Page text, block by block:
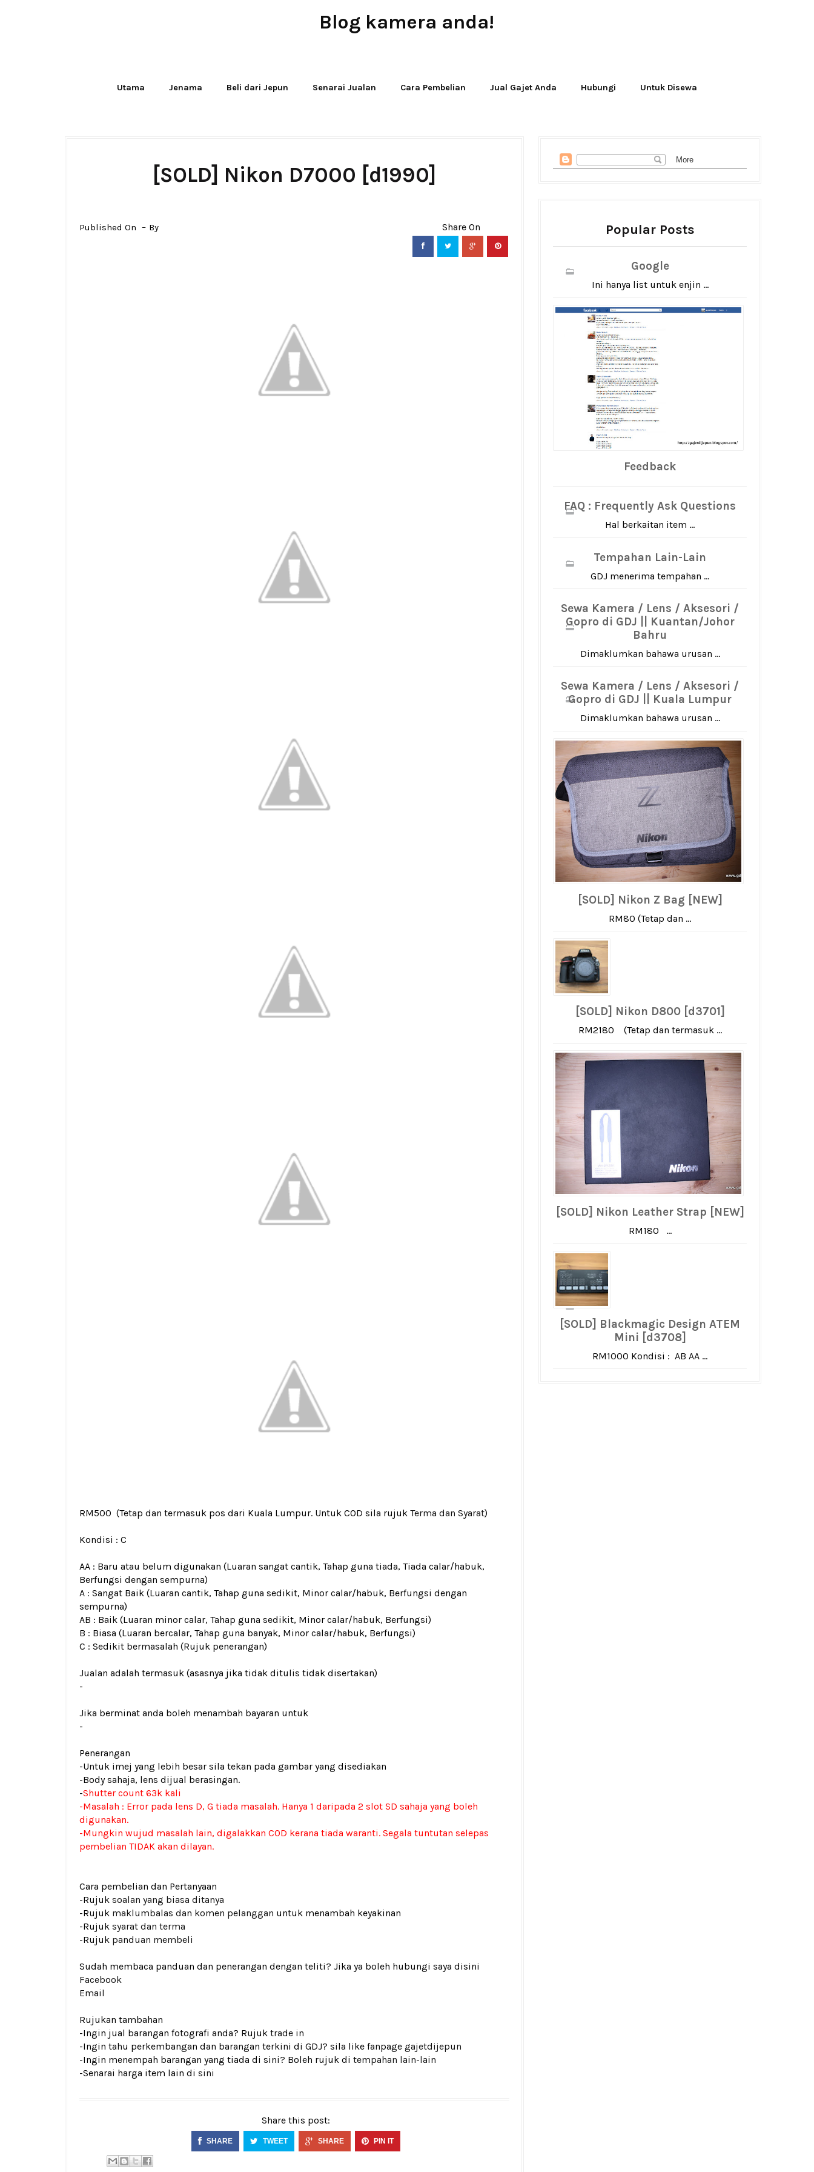
Blog kamera anda!
Utama Jenama Beli dari Jepun Senarai Jualan Cara Pembelian Jual Gajet Anda Hubungi Untuk Disewa
[SOLD] Nikon D7000 [d1990]
Published On By
RM500 (Tetap dan termasuk pos dari Kuala Lumpur. Untuk COD sila rujuk Terma dan Syarat)
Kondisi : C
AA : Baru atau belum digunakan (Luaran sangat cantik, Tahap guna tiada, Tiada calar/habuk,
Berfungsi dengan sempurna)
A : Sangat Baik (Luaran cantik, Tahap guna sedikit, Minor calar/habuk, Berfungsi dengan
sempurna)
AB : Baik (Luaran minor calar, Tahap guna sedikit, Minor calar/habuk, Berfungsi)
B : Biasa (Luaran bercalar, Tahap guna banyak, Minor calar/habuk, Berfungsi)
C : Sedikit bermasalah (Rujuk penerangan)
Jualan adalah termasuk (asasnya jika tidak ditulis tidak disertakan)
-
Jika berminat anda boleh menambah bayaran untuk
-
Penerangan
-Untuk imej yang lebih besar sila tekan pada gambar yang disediakan
-Body sahaja, lens dijual berasingan.
-Shutter count 63k kali
-Masalah : Error pada lens D, G tiada masalah. Hanya 1 daripada 2 slot SD sahaja yang boleh
digunakan.
-Mungkin wujud masalah lain, digalakkan COD kerana tiada waranti. Segala tuntutan selepas
pembelian TIDAK akan dilayan.
Cara pembelian dan Pertanyaan
-Rujuk soalan yang biasa ditanya
-Rujuk maklumbalas dan komen pelanggan untuk menambah keyakinan
-Rujuk syarat dan terma
-Rujuk panduan membeli
Sudah membaca panduan dan penerangan dengan teliti? Jika ya boleh hubungi saya disini
Facebook
Email
Rujukan tambahan
-Ingin jual barangan fotografi anda? Rujuk trade in
-Ingin tahu perkembangan dan barangan terkini di GDJ? sila like fanpage gajetdijepun
-Ingin menempah barangan yang tiada di sini? Boleh rujuk di tempahan lain-lain
-Senarai harga item lain di sini
Share this post:
SHARE TWEET SHARE PIN IT
Popular Posts
Google
Ini hanya list untuk enjin ...
Feedback
FAQ : Frequently Ask Questions
Hal berkaitan item ...
Tempahan Lain-Lain
GDJ menerima tempahan ...
Sewa Kamera / Lens / Aksesori /
Gopro di GDJ || Kuantan/Johor
Bahru
Dimaklumkan bahawa urusan ...
Sewa Kamera / Lens / Aksesori /
Gopro di GDJ || Kuala Lumpur
Dimaklumkan bahawa urusan ...
[SOLD] Nikon Z Bag [NEW]
RM80 (Tetap dan ...
[SOLD] Nikon D800 [d3701]
RM2180 (Tetap dan termasuk ...
[SOLD] Nikon Leather Strap [NEW]
RM180 ...
[SOLD] Blackmagic Design ATEM
Mini [d3708]
RM1000 Kondisi : AB AA ...